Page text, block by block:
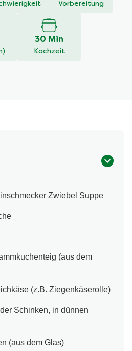
Vorbereitung
30 Min
Kochzeit
Zwiebel Suppe
(aus dem
(z.B. Ziegenkäserolle)
Schinken, in dünnen
(aus dem Glas)